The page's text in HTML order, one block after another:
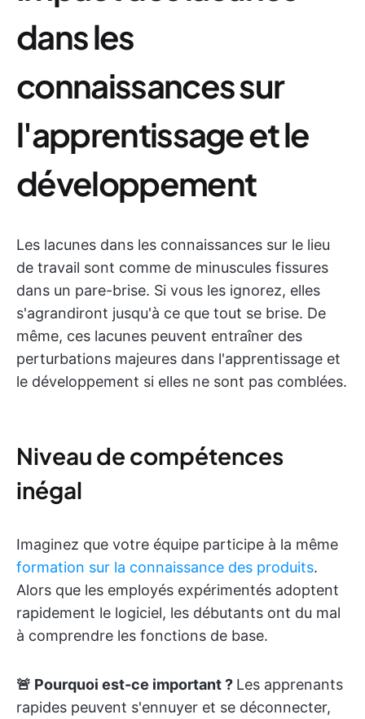
dans les
connaissances sur
l'apprentissage et le
développement
Les lacunes dans les connaissances sur le lieu
de travail sont comme de minuscules fissures
dans un pare-brise. Si vous les ignorez, elles
s'agrandiront jusqu'à ce que tout se brise. De
même, ces lacunes peuvent entraîner des
perturbations majeures dans l'apprentissage et
le développement si elles ne sont pas comblées.
Niveau de compétences
inégal
Imaginez que votre équipe participe à la même
formation sur la connaissance des produits.
Alors que les employés expérimentés adoptent
rapidement le logiciel, les débutants ont du mal
à comprendre les fonctions de base.
🚨 Pourquoi est-ce important ? Les apprenants
rapides peuvent s'ennuyer et se déconnecter,